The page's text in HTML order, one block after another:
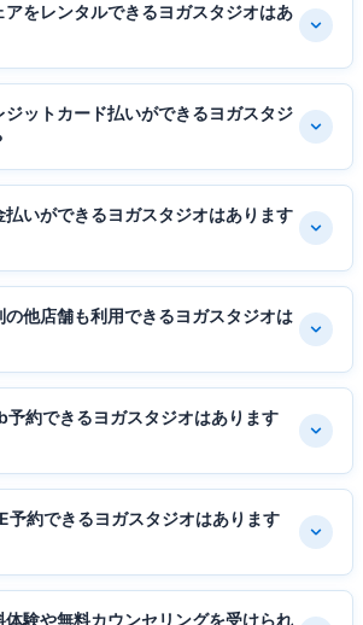
をレンタルできるヨガスタジオはあ
ットカード払いができるヨガスタジ
いができるヨガスタジオはあります
他店舗も利用できるヨガスタジオは
予約できるヨガスタジオはあります
予約できるヨガスタジオはあります
験や無料カウンセリングを受けられ